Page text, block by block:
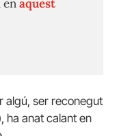
enaquest
algú, ser reconegut
ha anat calant en